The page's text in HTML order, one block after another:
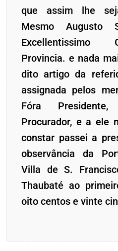
que assim lhe
Mesmo Augusto
Excellentissimo
Provincia. e nada
dito artigo da
assignada pelos
Fóra
Procurador, e a ele
constar passei a
observância da
Villa de S.
Thaubaté ao
oito centos e vinte